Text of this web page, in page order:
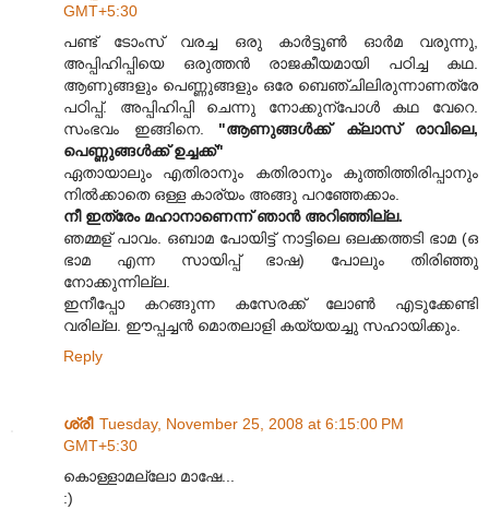
GMT+5:30
പണ്ട് ടോംസ് വരച്ച ഒരു കാര്‍ട്ടൂണ്‍ ഓര്‍മ വരുന്നു,
അപ്പിഹിപ്പിയെ ഒരുത്തന്‍ രാജകീയമായി പഠിച്ച കഥ.
ആണുങ്ങളും പെണ്ണുങ്ങളും ഒരേ ബെഞ്ചിലിരുന്നാണത്രേ
പഠിപ്പ്. അപ്പിഹിപ്പി ചെന്നു നോക്കുന്പോള്‍ കഥ വേറെ.
സംഭവം ഇങ്ങിനെ. "ആണുങ്ങള്‍ക്ക് ക്ലാസ് രാവിലെ,
പെണ്ണുങ്ങള്‍ക്ക് ഉച്ചക്ക്"
ഏതായാലും എതിരാനും കതിരാനും കുത്തിത്തിരിപ്പാനും
നില്‍ക്കാതെ ഒള്ള കാര്യം അങ്ങു പറഞ്ഞേക്കാം.
നീ ഇത്രേം മഹാനാണെന്ന് ഞാന്‍ അറിഞ്ഞില്ല.
ഞമ്മള് പാവം. ഒബാമ പോയിട്ട് നാട്ടിലെ ഒലക്കത്തടി ഭാമ(ഒ
ഭാമ എന്ന സായിപ്പ് ഭാഷ) പോലും തിരിഞ്ഞു
നോക്കുന്നില്ല.
ഇനീപ്പോ കറങ്ങുന്ന കസേരക്ക് ലോണ്‍ എടുക്കേണ്ടി
വരില്ല. ഈപ്പച്ചന്‍ മൊതലാളി കയ്യയച്ചു സഹായിക്കും.
Reply
ശ്രീ Tuesday, November 25, 2008 at 6:15:00 PM
GMT+5:30
കൊള്ളാമല്ലോ മാഷേ...
:)